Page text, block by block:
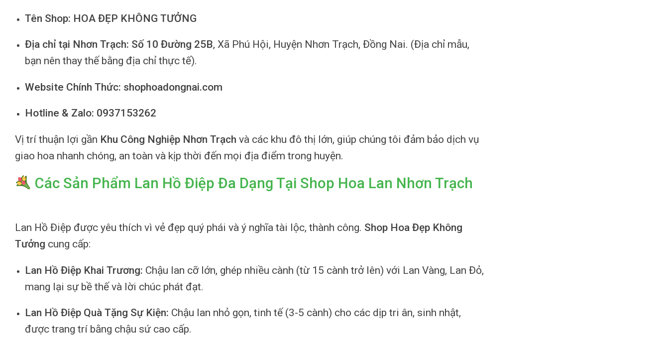
Tên Shop: HOA ĐẸP KHÔNG TƯỞNG
Địa chỉ tại Nhơn Trạch: Số 10 Đường 25B, Xã Phú Hội, Huyện Nhơn Trạch, Đồng Nai. (Địa chỉ mẫu,
bạn nên thay thế bằng địa chỉ thực tế).
Website Chính Thức: shophoadongnai.com
Hotline & Zalo: 0937153262
Vị trí thuận lợi gần Khu Công Nghiệp Nhơn Trạch và các khu đô thị lớn, giúp chúng tôi đảm bảo dịch vụ
giao hoa nhanh chóng, an toàn và kịp thời đến mọi địa điểm trong huyện.
Các Sản Phẩm Lan Hồ Điệp Đa Dạng Tại Shop Hoa Lan Nhơn Trạch
Lan Hồ Điệp được yêu thích vì vẻ đẹp quý phái và ý nghĩa tài lộc, thành công. Shop Hoa Đẹp Không
Tưởng cung cấp:
Lan Hồ Điệp Khai Trương: Chậu lan cỡ lớn, ghép nhiều cành (từ 15 cành trở lên) với Lan Vàng, Lan Đỏ,
mang lại sự bề thế và lời chúc phát đạt.
Lan Hồ Điệp Quà Tặng Sự Kiện: Chậu lan nhỏ gọn, tinh tế (3-5 cành) cho các dịp tri ân, sinh nhật,
được trang trí bằng chậu sứ cao cấp.